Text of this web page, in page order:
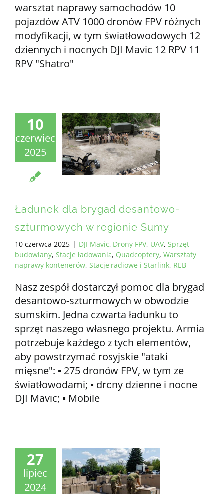
warsztat naprawy samochodów 10
pojazdów ATV 1000 dronów FPV różnych
modyfikacji, w tym światłowodowych 12
dziennych i nocnych DJI Mavic 12 RPV 11
RPV "Shatro"
10
czerwiec
2025
Ładunek dla brygad desantowo-
szturmowych w regionie Sumy
10 czerwca 2025 | DJI Mavic, Drony FPV, UAV, Sprzęt
budowlany, Stacje ładowania, Quadcoptery, Warsztaty
naprawy kontenerów, Stacje radiowe i Starlink, REB
Nasz zespół dostarczył pomoc dla brygad
desantowo-szturmowych w obwodzie
sumskim. Jedna czwarta ładunku to
sprzęt naszego własnego projektu. Armia
potrzebuje każdego z tych elementów,
aby powstrzymać rosyjskie "ataki
mięsne": ▪️ 275 dronów FPV, w tym ze
światłowodami; ▪️ drony dzienne i nocne
DJI Mavic; ▪️ Mobile
27
lipiec
2024